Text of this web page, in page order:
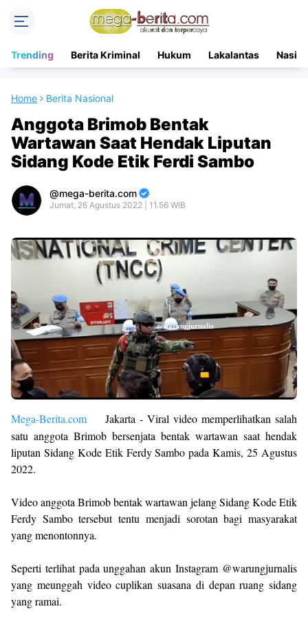
Trending Berita Kriminal Hukum Lakalantas
Home Berita Nasional
Anggota Brimob Bentak
Wartawan Saat Hendak Liputan
Sidang Kode Etik Ferdi Sambo
mega-berita.com
Jumat, 26 Agustus 2022 | 11.56 WIB
Mega-Berita.com Jakarta - Viral video memperlihatkan salah
satu anggota Brimob bersenjata bentak wartawan saat hendak
liputan Sidang Kode Etik Ferdy Sambo pada Kamis, 25 Agustus
2022.
Video anggota Brimob bentak wartawan jelang Sidang Kode Etik
Ferdy Sambo tersebut tentu menjadi sorotan bagi masyarakat
yang menontonnya.
Seperti terlihat pada unggahan akun Instagram @warungjurnalis
yang meunggah video cuplikan suasana di depan ruang sidang
yang ramai.